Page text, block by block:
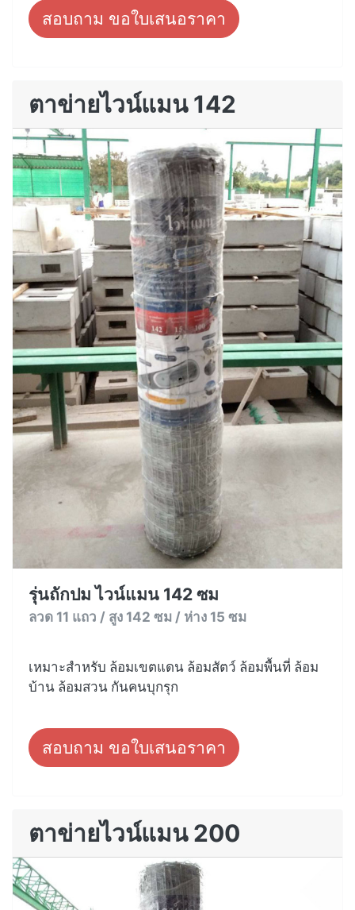
สอบถาม ขอใบเสนอราคา
ตาข่ายไวน์แมน 142
รุ่นถักปม ไวน์แมน 142 ซม
ลวด 11 แถว / สูง 142 ซม / ห่าง 15 ซม
เหมาะสำหรับ ล้อมเขตแดน ล้อมสัตว์ ล้อมพื้นที่ ล้อม
บ้าน ล้อมสวน กันคนบุกรุก
สอบถาม ขอใบเสนอราคา
ตาข่ายไวน์แมน 200